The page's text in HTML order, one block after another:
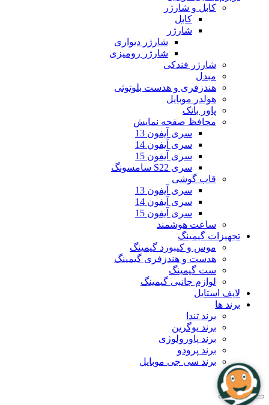
کابل و شارژر
کابل
شارژر
شارژر دیواری
شارژر رومیزی
شارژر فندکی
مبدل
هندزفری و هدست بلوتوثی
هولدر موبایل
پاور بانک
محافظ صفحه نمایش
سری آیفون 13
سری آیفون 14
سری آیفون 15
سری S22 سامسونگ
قاب گوشی
سری آیفون 13
سری آیفون 14
سری آیفون 15
ساعت هوشمند
تجهیزات گیمینگ
موس و کیبورد گیمینگ
هدست و هندزفری گیمینگ
ست گیمینگ
لوازم جانبی گیمینگ
لایف استایل
برند ها
برند تندا
برند یوگرین
برند پاورولوژی
برند پرودو
برند سی جی موبایل
بلاگ